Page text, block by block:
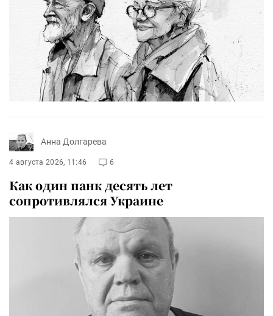
Анна Долгарева
4 августа 2026, 11:46 6
Как один панк десять лет
сопротивлялся Украине